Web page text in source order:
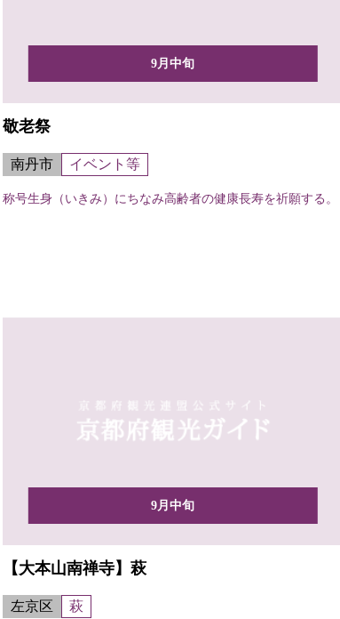
9月中旬
敬老祭
南丹市 イベント等
称号生身（いきみ）にちなみ高齢者の健康長寿を祈願する。
9月中旬
【大本山南禅寺】萩
左京区 萩